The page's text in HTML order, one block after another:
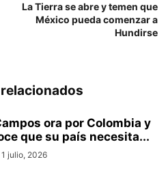
La Tierra se abre y temen que
México pueda comenzar a
Hundirse
ora por Colombia y
que su país necesita...
1 julio, 2026